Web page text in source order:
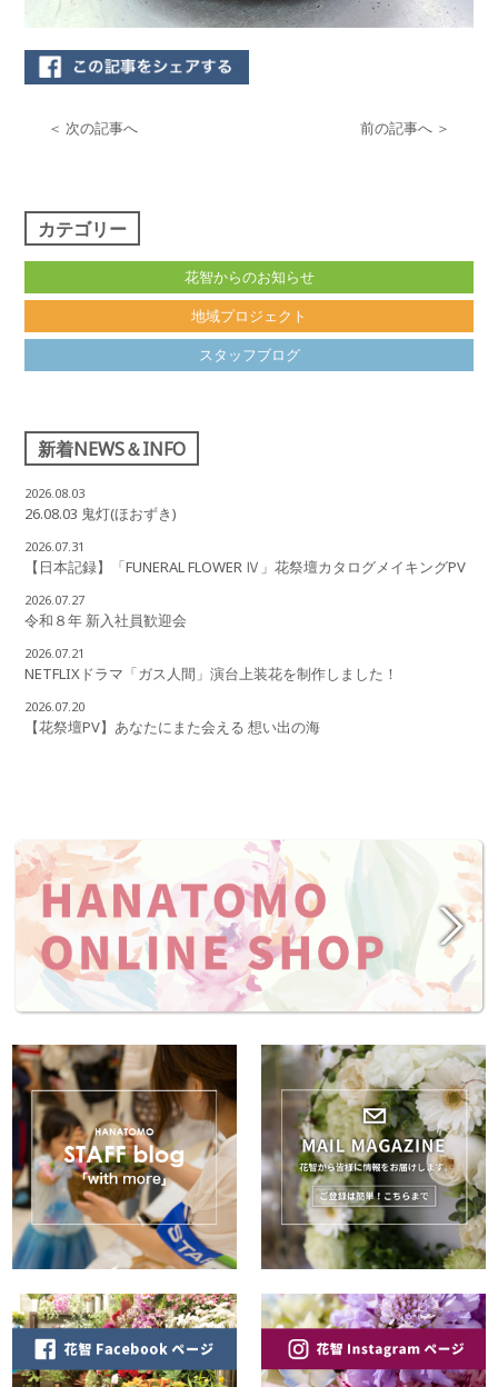
＜ 次の記事へ 前の記事へ ＞
カテゴリー
花智からのお知らせ
地域プロジェクト
スタッフブログ
新着NEWS＆INFO
2026.08.03
26.08.03 鬼灯(ほおずき)
2026.07.31
【日本記録】「FUNERAL FLOWER Ⅳ」花祭壇カタログメイキングPV
2026.07.27
令和８年 新入社員歓迎会
2026.07.21
NETFLIXドラマ「ガス人間」演台上装花を制作しました！
2026.07.20
【花祭壇PV】あなたにまた会える 想い出の海